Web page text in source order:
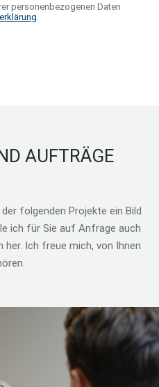
personenbezogenen Daten
AUFTRÄGE
folgenden Projekte ein Bild
ich für Sie auf Anfrage auch
her. Ich freue mich, von Ihnen